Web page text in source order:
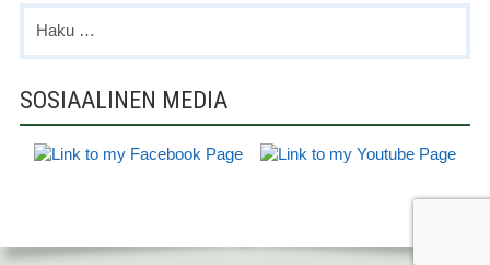
Haku:
SOSIAALINEN MEDIA